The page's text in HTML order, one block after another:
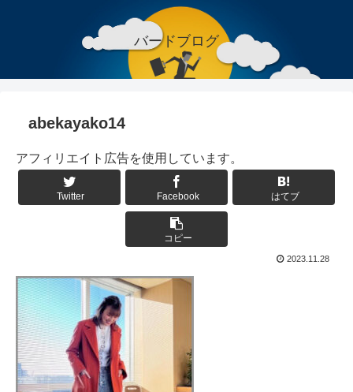
バードブログ
abekayako14
アフィリエイト広告を使用しています。
Twitter Facebook はてブ
コピー
2023.11.28